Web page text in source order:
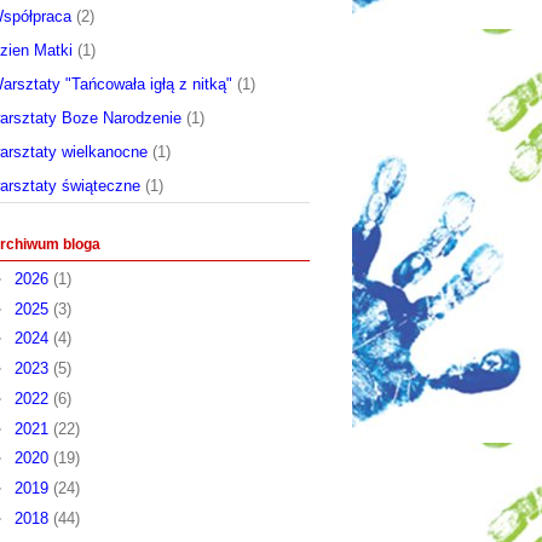
(2)
Matki (1)
"Tańcowała igłą z nitką" (1)
Boze Narodzenie (1)
wielkanocne (1)
świąteczne (1)
bloga
2026 (1)
2025 (3)
2024 (4)
2023 (5)
2022 (6)
2021 (22)
2020 (19)
2019 (24)
2018 (44)